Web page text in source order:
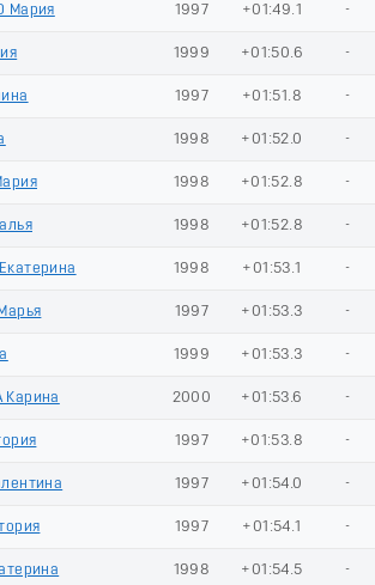
Мария 1997 +01:49.1 -
1999 +01:50.6 -
1997 +01:51.8 -
1998 +01:52.0 -
1998 +01:52.8 -
1998 +01:52.8 -
1998 +01:53.1 -
1997 +01:53.3 -
1999 +01:53.3 -
2000 +01:53.6 -
1997 +01:53.8 -
1997 +01:54.0 -
1997 +01:54.1 -
1998 +01:54.5 -